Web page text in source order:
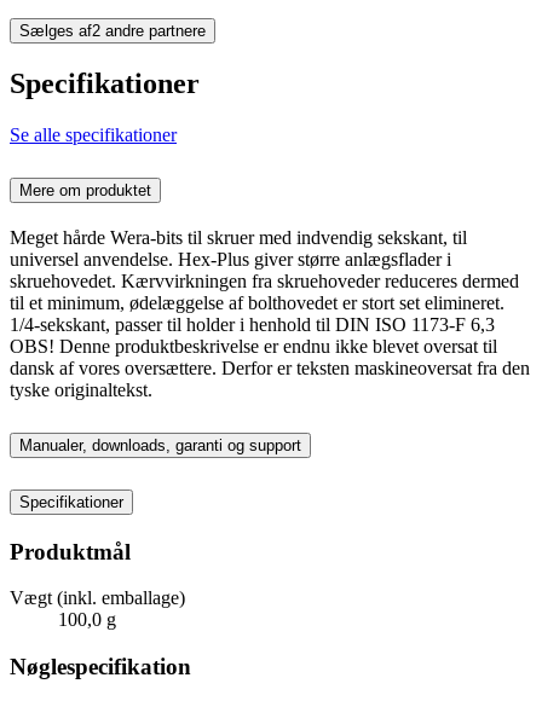
Sælges af2 andre partnere
Specifikationer
Se alle specifikationer
Mere om produktet
Meget hårde Wera-bits til skruer med indvendig sekskant, til
universel anvendelse. Hex-Plus giver større anlægsflader i
skruehovedet. Kærvvirkningen fra skruehoveder reduceres dermed
til et minimum, ødelæggelse af bolthovedet er stort set elimineret.
1/4-sekskant, passer til holder i henhold til DIN ISO 1173-F 6,3
OBS! Denne produktbeskrivelse er endnu ikke blevet oversat til
dansk af vores oversættere. Derfor er teksten maskineoversat fra den
tyske originaltekst.
Manualer, downloads, garanti og support
Specifikationer
Produktmål
Vægt (inkl. emballage)
100,0 g
Nøglespecifikation